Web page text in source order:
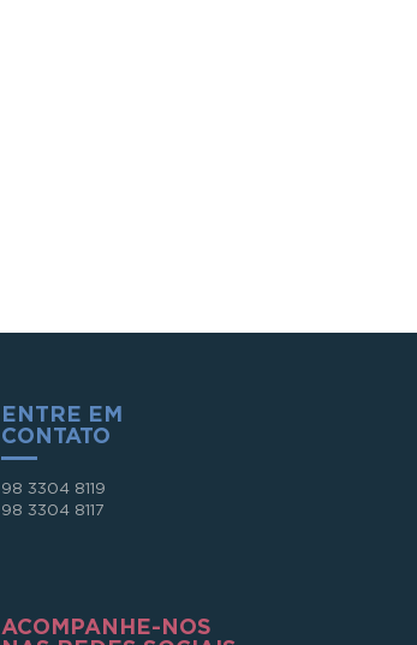
ENTRE EM
CONTATO
98 3304 8119
98 3304 8117
ACOMPANHE-NOS